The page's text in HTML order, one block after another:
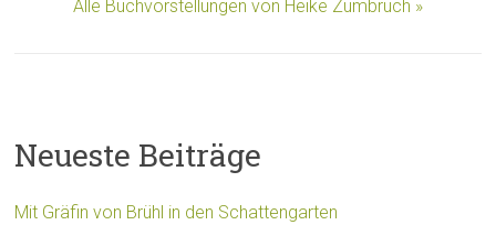
Alle Buchvorstellungen von Heike Zumbruch »
Neueste Beiträge
Mit Gräfin von Brühl in den Schattengarten